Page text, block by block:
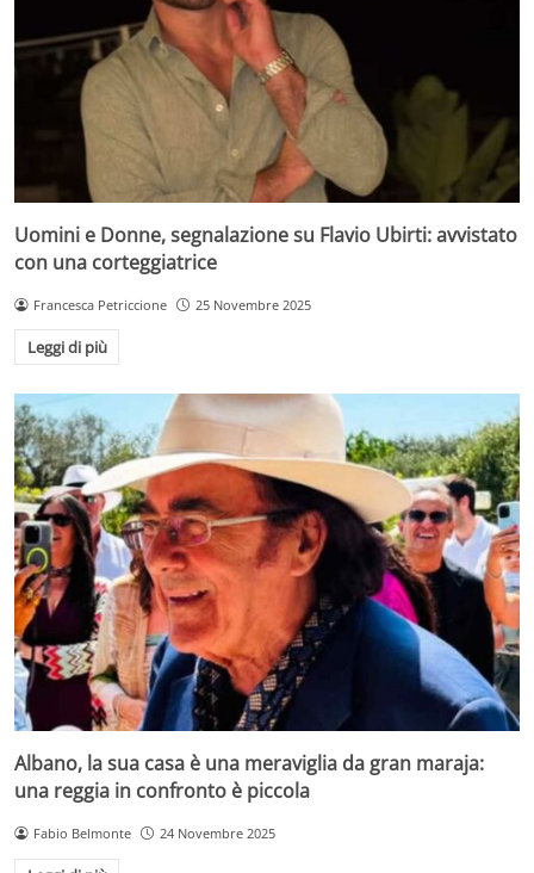
Uomini e Donne, segnalazione su Flavio Ubirti: avvistato
con una corteggiatrice
Francesca Petriccione 25 Novembre 2025
Leggi di più
Albano, la sua casa è una meraviglia da gran maraja:
una reggia in confronto è piccola
Fabio Belmonte 24 Novembre 2025